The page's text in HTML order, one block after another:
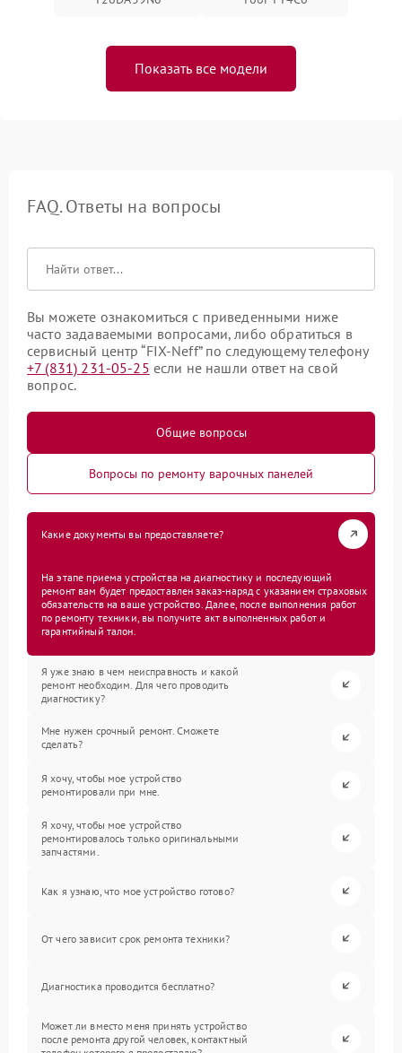
Показать все модели
FAQ. Ответы на вопросы
Вы можете ознакомиться с приведенными ниже
часто задаваемыми вопросами, либо обратиться в
сервисный центр “FIX-Neff” по следующему телефону
+7 (831) 231-05-25 если не нашли ответ на свой
вопрос.
Общие вопросы
Вопросы по ремонту варочных панелей
Какие документы вы предоставляете?
На этапе приема устройства на диагностику и последующий
ремонт вам будет предоставлен заказ-наряд с указанием страховых
обязательств на ваше устройство. Далее, после выполнения работ
по ремонту техники, вы получите акт выполненных работ и
гарантийный талон.
Я уже знаю в чем неисправность и какой
ремонт необходим. Для чего проводить
диагностику?
Мне нужен срочный ремонт. Сможете
сделать?
Я хочу, чтобы мое устройство
ремонтировали при мне.
Я хочу, чтобы мое устройство
ремонтировалось только оригинальными
запчастями.
Как я узнаю, что мое устройство готово?
От чего зависит срок ремонта техники?
Диагностика проводится бесплатно?
Может ли вместо меня принять устройство
после ремонта другой человек, контактный